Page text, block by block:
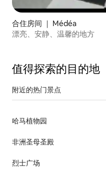
合住房间 ｜ Médéa
漂亮、安静、温馨的地方
值得探索的目的地
附近的热门景点
哈马植物园
非洲圣母圣殿
烈士广场